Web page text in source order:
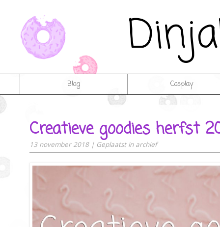
Blog Cosplay
Creatieve goodies herfst
13 november 2018 | Geplaatst in archief